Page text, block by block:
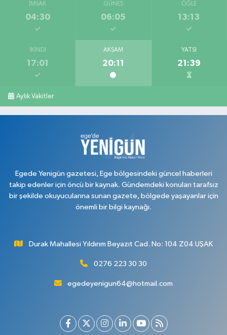
İMSAK
04:30
GÜNEŞ
06:05
ÖĞLE
13:13
İKINDI
17:01
AKŞAM
20:11
YATSI
21:39
Aylık Vakitler
Egede Yenigün gazetesi, Ege bölgesindeki güncel haberleri
takip edenler için öncü bir kaynak. Gündemdeki konuları tarafsız
bir şekilde okuyucularına sunan gazete, bölgede yaşayanlar için
önemli bir bilgi kaynağı.
Durak Mahallesi Yıldırım Beyazıt Cad. No: 104 Z04 UŞAK
0276 223 30 30
egedeyenigun64@hotmail.com